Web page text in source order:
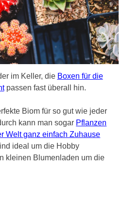
im Keller, die Boxen für die
passen fast überall hin.
Biom für so gut wie jeder
kann man sogar Pflanzen
Welt ganz einfach Zuhause
ideal um die Hobby
kleinen Blumenladen um die